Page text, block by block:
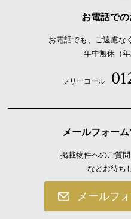
お電話で
お電話でも、ご遠慮な
年中無休（年
フリーコール
メールフォー
掲載物件へのご質
などお待ち
メールフ